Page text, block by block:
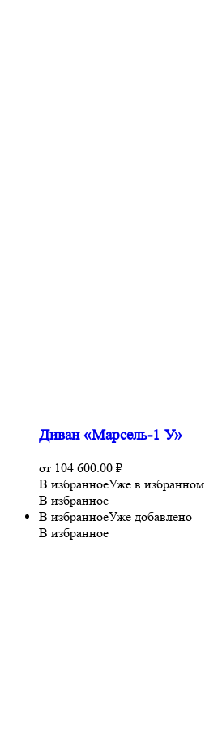
Диван «Марсель-1 У»
от 104 600.00 ₽
В избранноеУже в избранном
В избранное
В избранноеУже добавлено
В избранное